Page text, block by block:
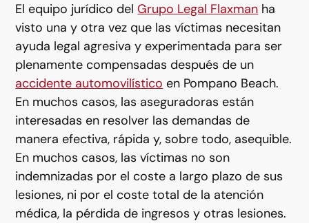
El equipo jurídico delGrupo Legal Flaxman ha
visto una y otra vez que las víctimas necesitan
ayuda legal agresiva y experimentada para ser
plenamente compensadas después de un
accidente automovilístico en Pompano Beach.
En muchos casos, las aseguradoras están
interesadas en resolver las demandas de
manera efectiva, rápida y, sobre todo, asequible.
En muchos casos, las víctimas no son
indemnizadas por el coste a largo plazo de sus
lesiones, ni por el coste total de la atención
médica, la pérdida de ingresos y otras lesiones.